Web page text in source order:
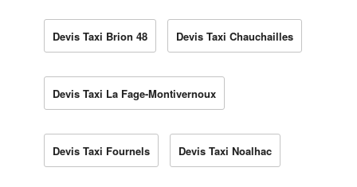
Devis Taxi Brion 48 Devis Taxi Chauchailles
Devis Taxi La Fage-Montivernoux
Devis Taxi Fournels Devis Taxi Noalhac